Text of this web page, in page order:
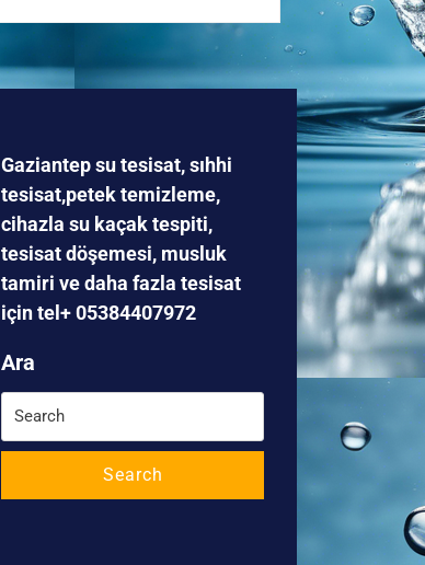
Gaziantep su tesisat, sıhhi
tesisat,petek temizleme,
cihazla su kaçak tespiti,
tesisat döşemesi, musluk
tamiri ve daha fazla tesisat
için tel+ 05384407972
Ara
Search
for:
Search